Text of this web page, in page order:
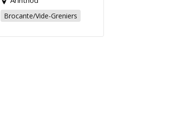
Brocante/Vide-Greniers